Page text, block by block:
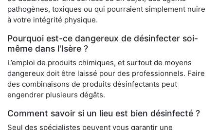
pathogènes, toxiques ou qui pourraient simplement nuire
à votre intégrité physique.
Pourquoi est-ce dangereux de désinfecter soi-
même dans l'Isère ?
L’emploi de produits chimiques, et surtout de moyens
dangereux doit être laissé pour des professionnels. Faire
des combinaisons de produits désinfectants peut
engendrer plusieurs dégâts.
Comment savoir si un lieu est bien désinfecté ?
Seul des spécialistes peuvent vous garantir une